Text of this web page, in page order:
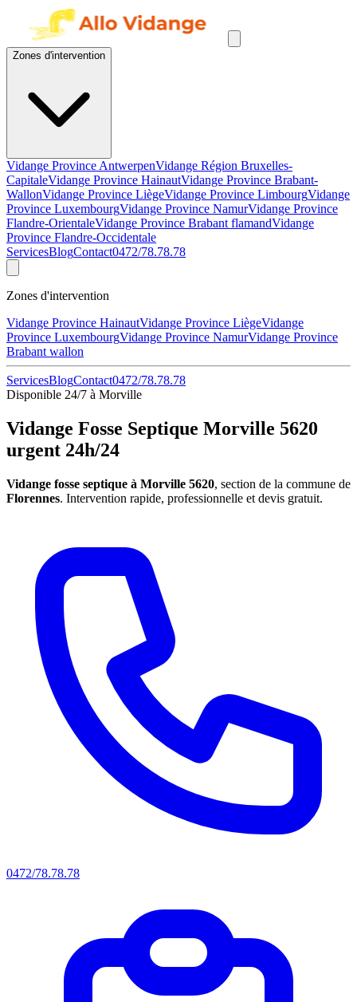
Zones d'intervention
Vidange Province AntwerpenVidange Région Bruxelles-
CapitaleVidange Province HainautVidange Province Brabant-
WallonVidange Province LiègeVidange Province LimbourgVidange
Province LuxembourgVidange Province NamurVidange Province
Flandre-OrientaleVidange Province Brabant flamandVidange
Province Flandre-Occidentale
ServicesBlogContact0472/78.78.78
Zones d'intervention
Vidange Province HainautVidange Province LiègeVidange
Province LuxembourgVidange Province NamurVidange Province
Brabant wallon
ServicesBlogContact0472/78.78.78
Disponible 24/7 à Morville
Vidange Fosse Septique Morville 5620
urgent 24h/24
Vidange fosse septique à Morville 5620, section de la commune de
Florennes. Intervention rapide, professionnelle et devis gratuit.
0472/78.78.78